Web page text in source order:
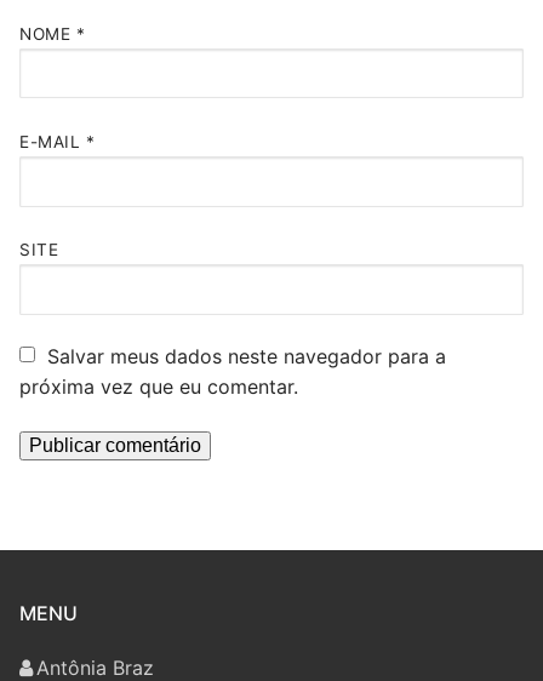
NOME *
E-MAIL *
SITE
Salvar meus dados neste navegador para a
próxima vez que eu comentar.
MENU
Antônia Braz